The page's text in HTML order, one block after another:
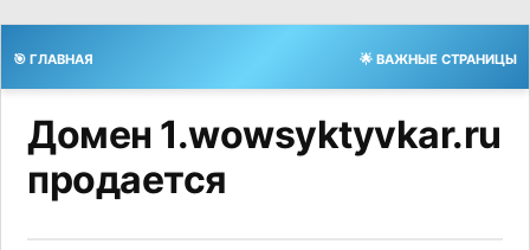
🎯 ГЛАВНАЯ 🌟 ВАЖНЫЕ СТРАНИЦЫ
Домен 1.wowsyktyvkar.ru
продается